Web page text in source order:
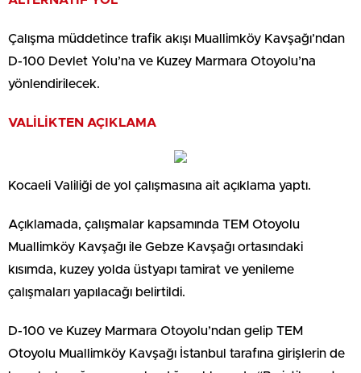
Çalışma müddetince trafik akışı Muallimköy Kavşağı’ndan
D-100 Devlet Yolu’na ve Kuzey Marmara Otoyolu’na
yönlendirilecek.
VALİLİKTEN AÇIKLAMA
Kocaeli Valiliği de yol çalışmasına ait açıklama yaptı.
Açıklamada, çalışmalar kapsamında TEM Otoyolu
Muallimköy Kavşağı ile Gebze Kavşağı ortasındaki
kısımda, kuzey yolda üstyapı tamirat ve yenileme
çalışmaları yapılacağı belirtildi.
D-100 ve Kuzey Marmara Otoyolu’ndan gelip TEM
Otoyolu Muallimköy Kavşağı İstanbul tarafına girişlerin de